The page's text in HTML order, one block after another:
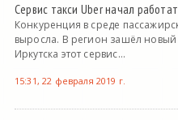
Сервис такси Uber начал
Конкуренция в среде
выросла. В регион зашёл новый
Иркутска этот сервис...
15:31, 22 февраля 2019 г.